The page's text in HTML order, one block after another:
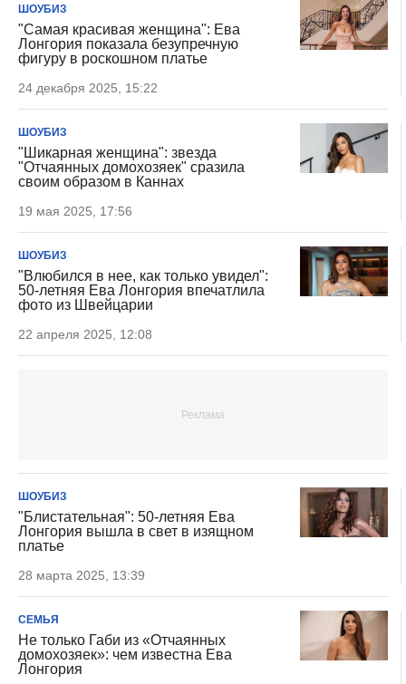
ШОУБИЗ
"Самая красивая женщина": Ева
Лонгория показала безупречную
фигуру в роскошном платье
24 декабря 2025, 15:22
ШОУБИЗ
"Шикарная женщина": звезда
"Отчаянных домохозяек" сразила
своим образом в Каннах
19 мая 2025, 17:56
ШОУБИЗ
"Влюбился в нее, как только увидел":
50-летняя Ева Лонгория впечатлила
фото из Швейцарии
22 апреля 2025, 12:08
ШОУБИЗ
"Блистательная": 50-летняя Ева
Лонгория вышла в свет в изящном
платье
28 марта 2025, 13:39
СЕМЬЯ
Не только Габи из «Отчаянных
домохозяек»: чем известна Ева
Лонгория